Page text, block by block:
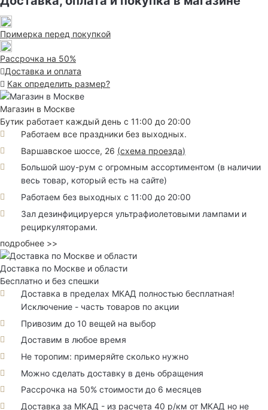
Примерка перед покупкой
Рассрочка на 50%
Доставка и оплата
Как определить размер?
Магазин в Москве
Бутик работает каждый день с 11:00 до 20:00
Работаем все праздники без выходных.
Варшавское шоссе, 26 (схема проезда)
Большой шоу-рум с огромным ассортиментом (в наличии
весь товар, который есть на сайте)
Работаем без выходных с 11:00 до 20:00
Зал дезинфицируерся ультрафиолетовыми лампами и
рециркуляторами.
подробнее >>
Доставка по Москве и области
Бесплатно и без спешки
Доставка в пределах МКАД полностью бесплатная!
Исключение - часть товаров по акции
Привозим до 10 вещей на выбор
Доставим в любое время
Не торопим: примеряйте сколько нужно
Можно сделать доставку в день обращения
Рассрочка на 50% стоимости до 6 месяцев
Доставка за МКАД - из расчета 40 р/км от МКАД но не